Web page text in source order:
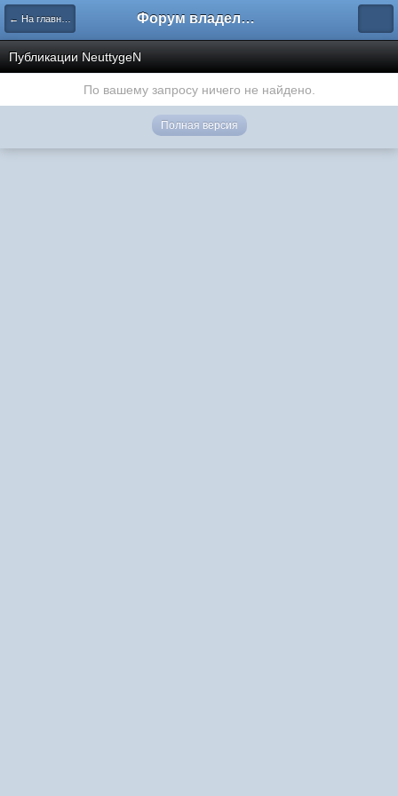
← На главную Форум владельцев интернет-магазинов
Публикации NeuttygeN
По вашему запросу ничего не найдено.
Полная версия